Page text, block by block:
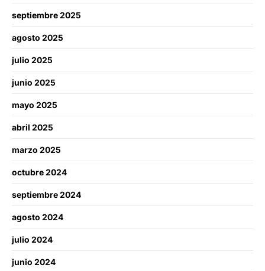
septiembre 2025
agosto 2025
julio 2025
junio 2025
mayo 2025
abril 2025
marzo 2025
octubre 2024
septiembre 2024
agosto 2024
julio 2024
junio 2024